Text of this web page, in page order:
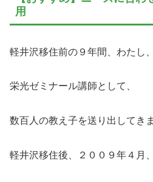
用
軽井沢移住前の９年間、わたし、
栄光ゼミナール講師として、
数百人の教え子を送り出してき
軽井沢移住後、２００９年４月、